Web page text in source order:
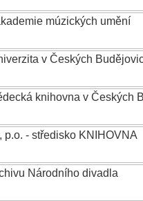
múzických umění
v Českých
knihovna v Českých
p.o. - středisko KNIHOVNA
Národního divadla